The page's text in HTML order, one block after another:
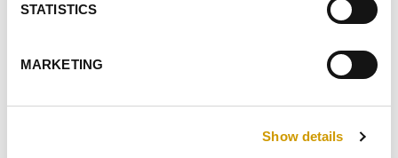
STATISTICS
MARKETING
Show details